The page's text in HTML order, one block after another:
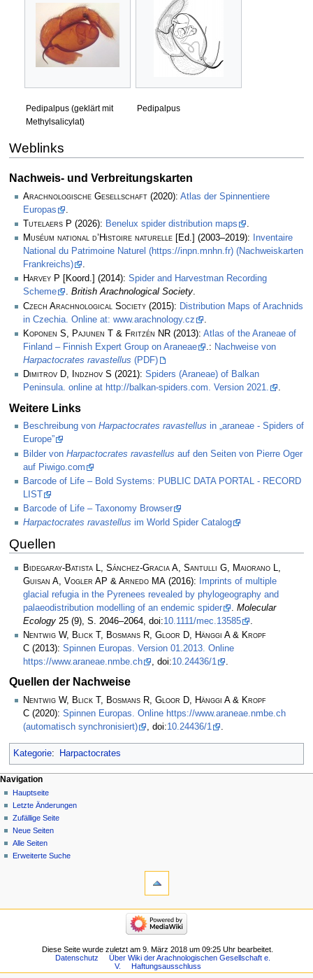
Pedipalpus (geklärt mit
Methylsalicylat)
Pedipalpus
Weblinks
Nachweis- und Verbreitungskarten
Arachnologische Gesellschaft (2020): Atlas der Spinnentiere
Europas
Tutelaers P (2026): Benelux spider distribution maps
.
Muséum national d’Histoire naturelle [Ed.] (2003–2019):
Inventaire
National du Patrimoine Naturel (https://inpn.mnhn.fr) (Nachweiskarten
Frankreichs)
.
Harvey P [Koord.] (2014): Spider and Harvestman Recording
Scheme
. British Arachnological Society.
Czech Arachnological Society (2015): Distribution Maps of Arachnids
in Czechia. Online at: www.arachnology.cz
Koponen S, Pajunen T & Fritzén NR (2013): Atlas of the Araneae of
Finland – Finnish Expert Group on Araneae
.: Nachweise von
Harpactocrates ravastellus (PDF)
Dimitrov D, Indzhov S (2021): Spiders (Araneae) of Balkan
Peninsula. online at http://balkan-spiders.com. Version 2021.
.
Weitere Links
Beschreibung von Harpactocrates ravastellus in „araneae - Spiders of
Europe”
Bilder von Harpactocrates ravastellus auf den Seiten von Pierre Oger
auf Piwigo.com
Barcode of Life – Bold Systems: PUBLIC DATA PORTAL - RECORD
LIST
Barcode of Life – Taxonomy Browser
Harpactocrates ravastellus im World Spider Catalog
Quellen
Bidegaray-Batista L, Sánchez-Gracia A, Santulli G, Maiorano L,
Guisan A, Vogler AP & Arnedo MA (2016):
Imprints of multiple
glacial refugia in the Pyrenees revealed by phylogeography and
palaeodistribution modelling of an endemic spider
Molecular
Ecology 25 (9), S. 2046–2064, doi:10.1111/mec.13585
Nentwig W, Blick T, Bosmans R, Gloor D, Hänggi A & Kropf
C (2013): Spinnen Europas. Version 01.2013. Online
https://www.araneae.nmbe.ch
, doi:10.24436/1 .
Quellen der Nachweise
Nentwig W, Blick T, Bosmans R, Gloor D, Hänggi A & Kropf
C (2020): Spinnen Europas. Online https://www.araneae.nmbe.ch
(automatisch synchronisiert)
, doi:10.24436/1 .
Kategorie: Harpactocrates
Navigation
Hauptseite
Letzte Änderungen
Zufällige Seite
Neue Seiten
Alle Seiten
Erweiterte Suche
Diese Seite wurde zuletzt am 9. März 2018 um 09:25 Uhr bearbeitet.
Datenschutz
Über Wiki der Arachnologischen Gesellschaft e.
V.
Haftungsausschluss